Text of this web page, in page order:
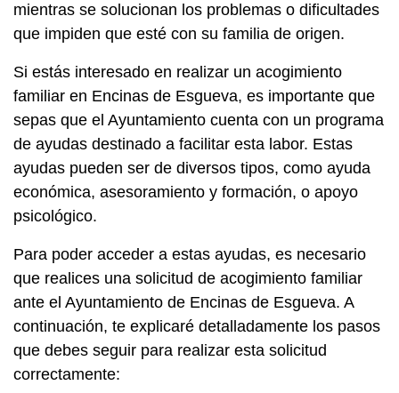
mientras se solucionan los problemas o dificultades
que impiden que esté con su familia de origen.
Si estás interesado en realizar un acogimiento
familiar en Encinas de Esgueva, es importante que
sepas que el Ayuntamiento cuenta con un programa
de ayudas destinado a facilitar esta labor. Estas
ayudas pueden ser de diversos tipos, como ayuda
económica, asesoramiento y formación, o apoyo
psicológico.
Para poder acceder a estas ayudas, es necesario
que realices una solicitud de acogimiento familiar
ante el Ayuntamiento de Encinas de Esgueva. A
continuación, te explicaré detalladamente los pasos
que debes seguir para realizar esta solicitud
correctamente: